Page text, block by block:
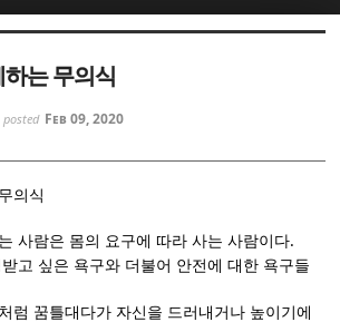
는 무의식
posted Feb 09, 2020
의식
사람은 몸의 요구에 따라 사는 사람이다.
받고 싶은 욕구와 더불어 안전에 대한 욕구들
럼 꿈틀대다가 자신을 드러내거나 높이기에
스케치북5
스케치북5
스케치북5
스케치북5